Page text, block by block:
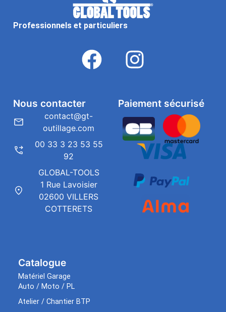
Professionnels et particuliers
Catalogue
Matériel Garage
Auto / Moto / PL
Atelier / Chantier BTP
Paiement sécurisé
Nous contacter
contact@gt-
outillage.com
00 33 3 23 53 55
92
GLOBAL-TOOLS
1 Rue Lavoisier
02600 VILLERS
COTTERETS